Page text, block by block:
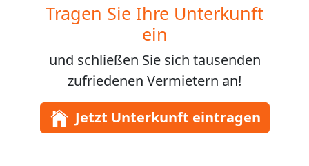
Tragen Sie Ihre Unterkunft
ein
und schließen Sie sich tausenden
zufriedenen Vermietern an!
Jetzt Unterkunft eintragen